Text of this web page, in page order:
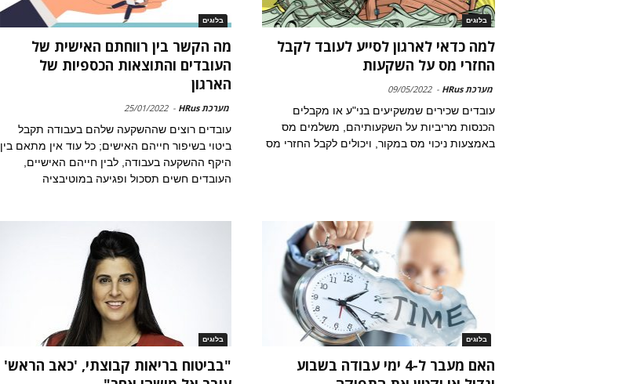
בלוגים
למה כדאי לארגון לסייע לעובד לקבל
החזרי מס על השקעות
מערכת HRus -
09/05/2022
עובדים שכירים שמשקיעים בני"ע או מקבלים
הכנסות מריביות על השקעותיהם, משלמים מס
באמצעות ניכוי מס במקור, ויכולים לקבל החזרי מס
בלוגים
מה הקשר בין רווחתם האישית של
העובדים והתוצאות הכספיות של
הארגון
מערכת HRus -
25/01/2022
עובדים רוצים שההשקעה שלהם בעבודה תקבל
ביטוי בשיפור חייהם האישים; כל עוד אין מתאם בין
היקף ההשקעה בעבודה, לבין חייהם האישיים,
העובדים חשים תסכול ופגיעה במוטיבציה
בלוגים
האם מעבר ל-4 ימי עבודה בשבוע
בלוגים
"בביטוח בריאות קבוצתי, 'כאב הראש'